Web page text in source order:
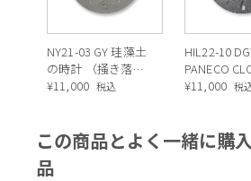
NY21-03 GY 珪藻土
の時計 （掻き落と
し） グレー
¥11,000 税込
HIL22-10
PANECO
サンド・ダ
¥11,000 税
この商品とよく一緒に購
品